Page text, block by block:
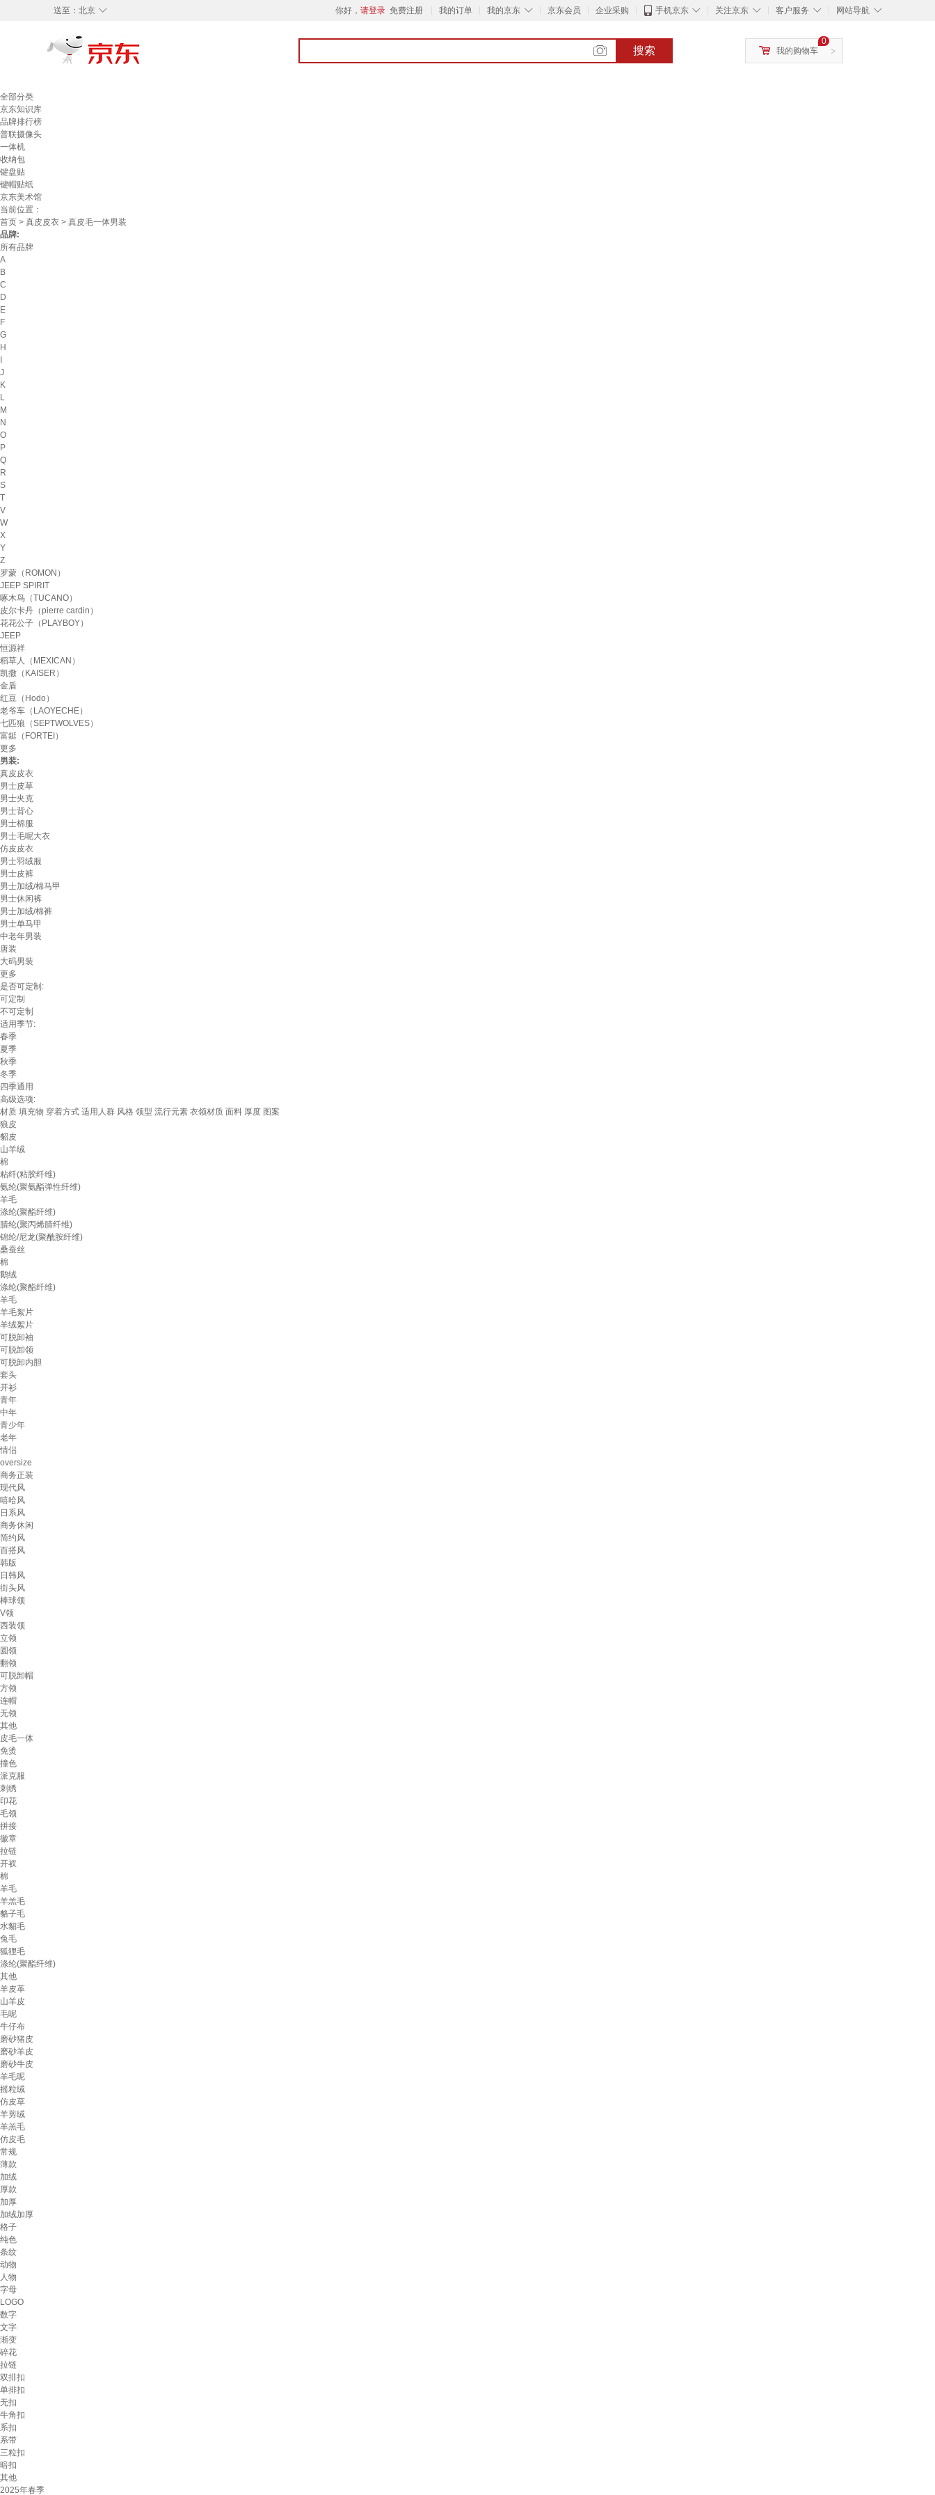
◇
送至： 北京 你好， 请登录 免费注册 我的订单 ◇
我的京东 京东会员 企业采购 ◇
手机京东 ◇
关注京东 ◇
客户服务 ◇
网站导航
搜索 >
0
我的购物车
全部分类
京东知识库
品牌排行榜
普联摄像头
一体机
收纳包
键盘贴
键帽贴纸
京东美术馆
当前位置：
首页 > 真皮皮衣 > 真皮毛一体男装
品牌:
所有品牌
A
B
C
D
E
F
G
H
J
K
L
M
N
O
P
Q
R
S
T
V
W
X
Y
Z
罗蒙（ROMON）
JEEP SPIRIT
啄木鸟（TUCANO）
皮尔卡丹（pierre cardin）
花花公子（PLAYBOY）
JEEP
恒源祥
稻草人（MEXICAN）
凯撒（KAISER）
金盾
红豆（Hodo）
老爷车（LAOYECHE）
七匹狼（SEPTWOLVES）
富鋌（FORTEI）
更多
男装:
真皮皮衣
男士皮草
男士夹克
男士背心
男士棉服
男士毛呢大衣
仿皮皮衣
男士羽绒服
男士皮裤
男士加绒/棉马甲
男士休闲裤
男士加绒/棉裤
男士单马甲
中老年男装
唐装
大码男装
更多
是否可定制:
可定制
不可定制
适用季节:
春季
夏季
秋季
冬季
四季通用
高级选项:
材质 填充物 穿着方式 适用人群 风格 领型 流行元素 衣领材质 面料 厚度 图案
狼皮
貂皮
山羊绒
棉
粘纤(粘胶纤维)
氨纶(聚氨酯弹性纤维)
羊毛
涤纶(聚酯纤维)
腈纶(聚丙烯腈纤维)
锦纶/尼龙(聚酰胺纤维)
桑蚕丝
棉
鹅绒
涤纶(聚酯纤维)
羊毛
羊毛絮片
羊绒絮片
可脱卸袖
可脱卸领
可脱卸内胆
套头
开衫
青年
中年
青少年
老年
情侣
oversize
商务正装
现代风
嘻哈风
日系风
商务休闲
简约风
百搭风
韩版
日韩风
街头风
棒球领
V领
西装领
立领
圆领
翻领
可脱卸帽
方领
连帽
无领
其他
皮毛一体
免烫
撞色
派克服
刺绣
印花
毛领
拼接
徽章
拉链
开衩
棉
羊毛
羊羔毛
貉子毛
水貂毛
兔毛
狐狸毛
涤纶(聚酯纤维)
其他
羊皮革
山羊皮
毛呢
牛仔布
磨砂猪皮
磨砂羊皮
磨砂牛皮
羊毛呢
摇粒绒
仿皮草
羊剪绒
羊羔毛
仿皮毛
常规
薄款
加绒
厚款
加厚
加绒加厚
格子
纯色
条纹
动物
人物
字母
LOGO
数字
文字
渐变
碎花
拉链
双排扣
单排扣
无扣
牛角扣
系扣
系带
三粒扣
暗扣
其他
2025年春季